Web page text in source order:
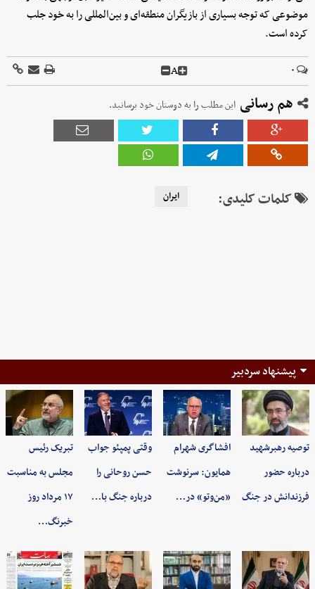
موضوعی که توجه بسیاری از بازیگران منطقه‌ای و بین‌المللی را به خود جلب
کرده است.
۰ A
هم رسانی این مطلب را به دوستان خود برسانید.
کلمات کلیدی: ایران
پیشنهاد سردبیر
توصیه رهبرشهید
درباره حضور
فرزندانش در جنگ
افشاگری شهرام
همایون: سرنوشت
«من‌وتو» در…
وقتی پمپئو جواب
حسن روحانی را
درباره جنگ با…
تبریک رئیس
مجلس به مناسبت
۱۷ مرداد روز
خبرنگ…